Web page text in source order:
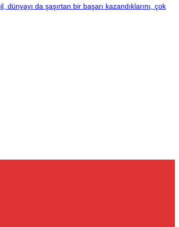
da şaşırtan bir başarı kazandıklarını, çok